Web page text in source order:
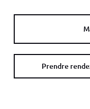
Prendre